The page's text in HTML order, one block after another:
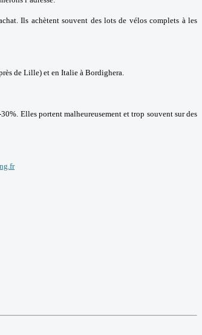
Ils achètent souvent des lots de vélos complets à les
de Lille) et en Italie à Bordighera.
Elles portent malheureusement et trop souvent sur des